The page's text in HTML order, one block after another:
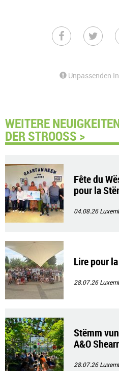
Unpassenden
WEITERE
DER STROOSS >
Fête du
pour la
04.08.26
Lire pour
28.07.26
Stëmm
A&O
28.07.26